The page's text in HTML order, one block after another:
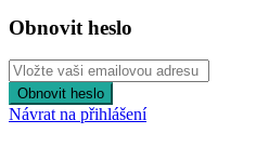
Obnovit heslo
Obnovit heslo
Návrat na přihlášení